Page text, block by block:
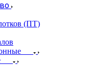
(ПТ)